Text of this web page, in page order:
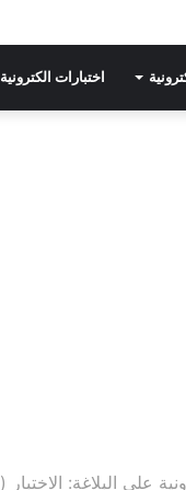
اختبارات الكترونية
على البلاغة: الاختبار (13)